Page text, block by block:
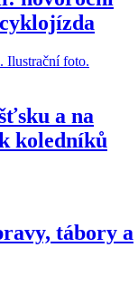
a na
koledníků
tábory a